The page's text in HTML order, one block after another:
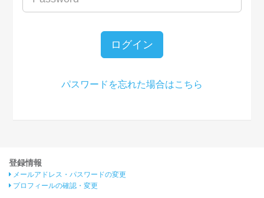
ログイン
パスワードを忘れた場合はこちら
登録情報
メールアドレス・パスワードの変更
プロフィールの確認・変更